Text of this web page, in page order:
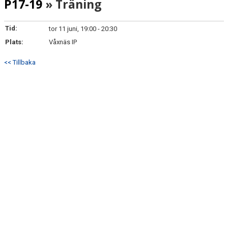
NYHETER
KALENDER
MATCHER P17 & P19
P17-19 » Träning
Tid:
tor 11 juni, 19:00 - 20:30
Plats:
Våxnäs IP
<< Tillbaka